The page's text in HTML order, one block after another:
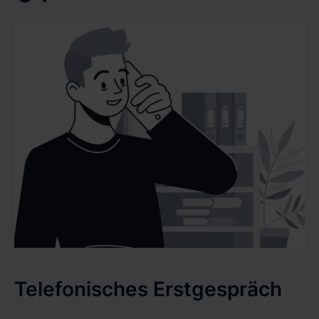
Telefonisches Erstgespräch